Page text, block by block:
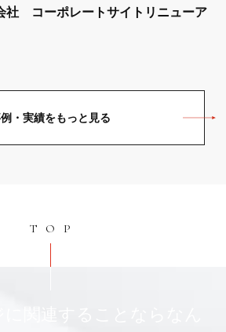
社 コーポレートサイトリニューア
・実績をもっと見る
TOP